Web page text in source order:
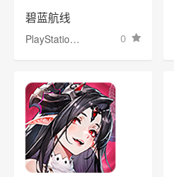
碧蓝航线
PlayStation Game 0